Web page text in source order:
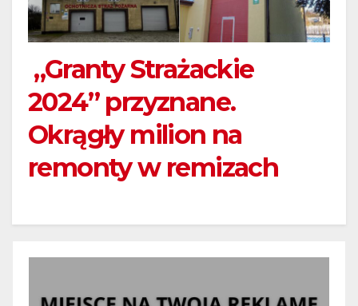
„Granty Strażackie
2024” przyznane.
Okrągły milion na
remonty w remizach